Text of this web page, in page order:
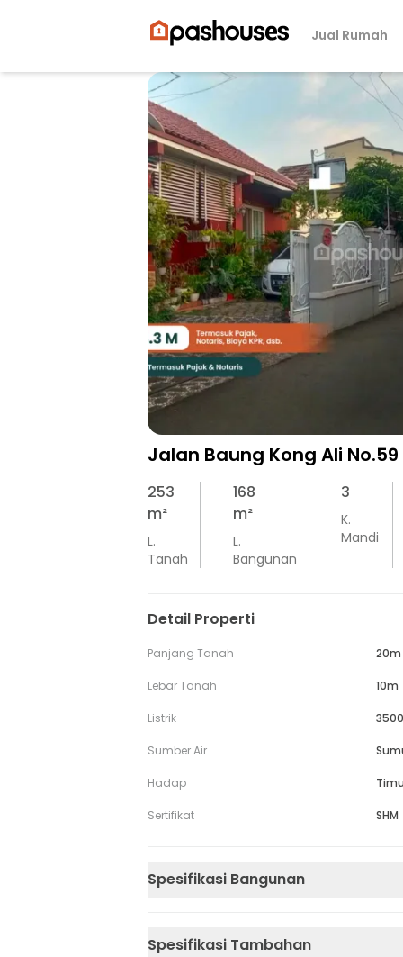
Jual Rumah
Jalan Baung Kong Ali No.59
253
m²
L.
Tanah
168
m²
L.
Bangunan
3
K.
Mandi
Detail Properti
Panjang Tanah 20m
Lebar Tanah 10m
Listrik
Sumber Air
Hadap
Sertifikat SHM
Spesifikasi Bangunan
Spesifikasi Tambahan